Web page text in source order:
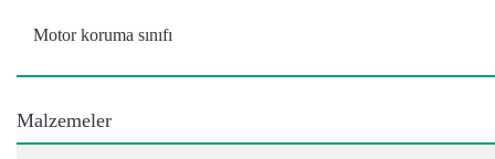
Motor koruma sınıfı
Malzemeler